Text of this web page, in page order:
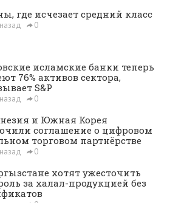
где исчезает средний класс
0
исламские банки теперь
76% активов сектора,
S&P
0
и Южная Корея
соглашение о цифровом
торговом партнёрстве
0
хотят ужесточить
за халал-продукцией без